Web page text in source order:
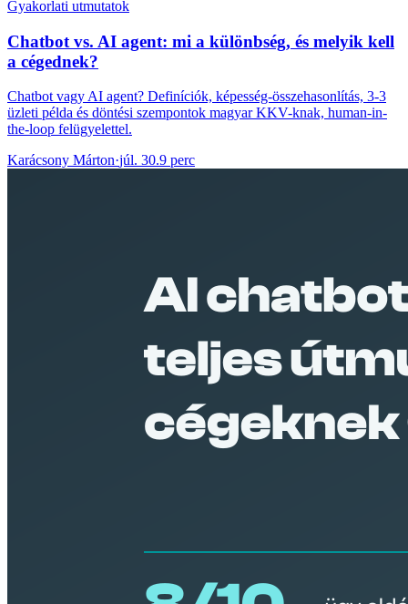
Gyakorlati utmutatok
Chatbot vs. AI agent: mi a különbség, és melyik kell
a cégednek?
Chatbot vagy AI agent? Definíciók, képesség-összehasonlítás, 3-3
üzleti példa és döntési szempontok magyar KKV-knak, human-in-
the-loop felügyelettel.
Karácsony Márton·júl. 30.9 perc